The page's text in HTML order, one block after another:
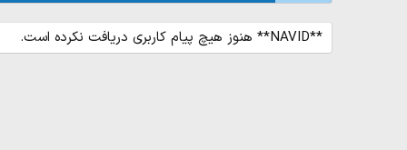
**NAVID** هنوز هیچ پیام کاربری دریافت نکرده است.